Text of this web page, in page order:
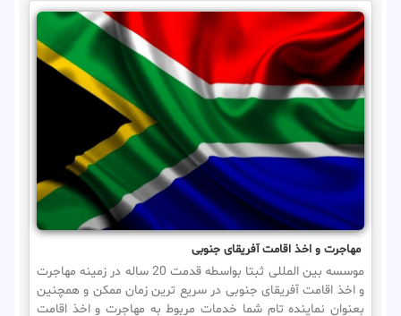
مهاجرت و اخذ اقامت آفریقای جنوبی
موسسه بین المللی ثبتا بواسطه قدمت 20 ساله در زمینه مهاجرت
و اخذ اقامت آفریقای جنوبی در سریع ترین زمان ممکن و همچنین
بعنوان نماینده تام شما خدمات مربوط به مهاجرت و اخذ اقامت